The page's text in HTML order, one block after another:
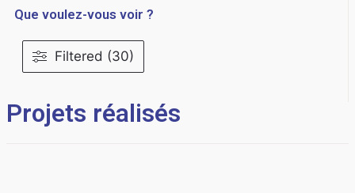
Que voulez-vous voir ?
Filtered (30)
Projets réalisés